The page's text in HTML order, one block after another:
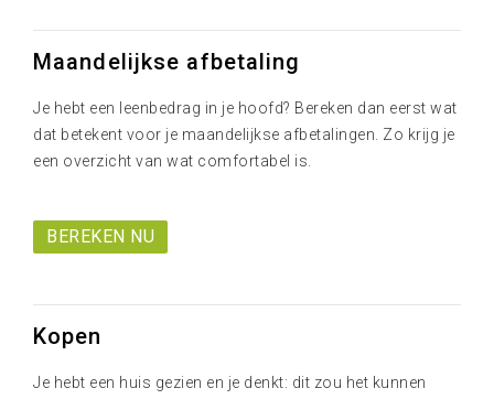
Maandelijkse afbetaling
Je hebt een leenbedrag in je hoofd? Bereken dan eerst wat
dat betekent voor je maandelijkse afbetalingen. Zo krijg je
een overzicht van wat comfortabel is.
BEREKEN NU
Kopen
Je hebt een huis gezien en je denkt: dit zou het kunnen